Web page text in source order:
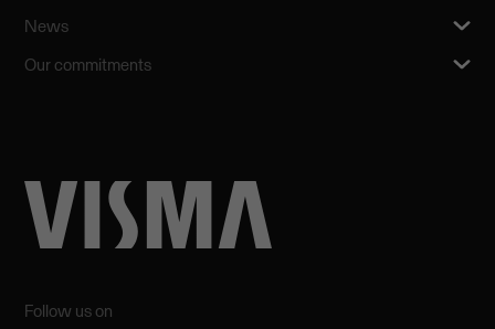
Follow us on
News
Our commitments